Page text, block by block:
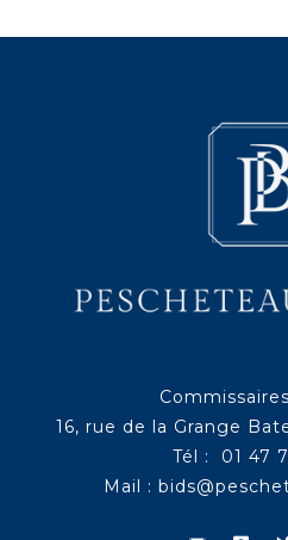
16, rue de la Grange
Tél : 01 47
Mail :